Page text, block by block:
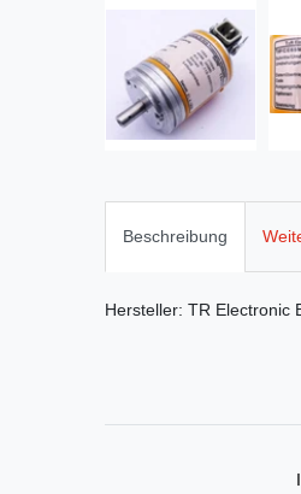
Beschreibung
Hersteller: TR Electronic